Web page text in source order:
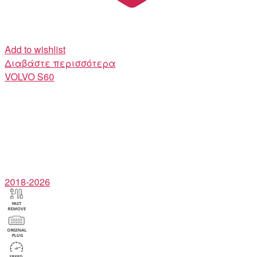
Add to wishlist
Διαβάστε περισσότερα
VOLVOS60
2018-2026